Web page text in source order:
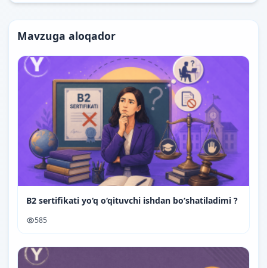
Mavzuga aloqador
B2 sertifikati yo‘q o‘qituvchi ishdan bo‘shatiladimi ?
585